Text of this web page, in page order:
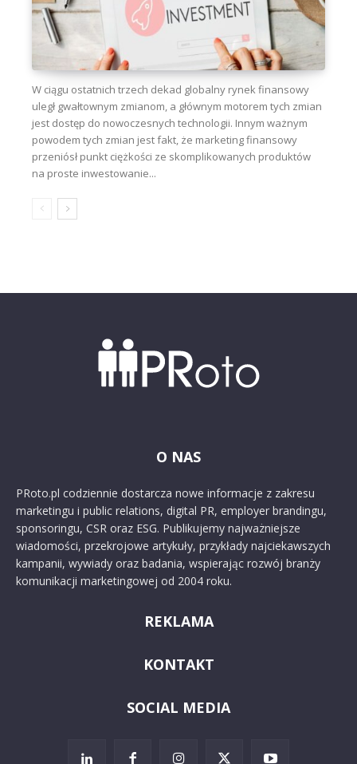
W ciągu ostatnich trzech dekad globalny rynek finansowy
uległ gwałtownym zmianom, a głównym motorem tych zmian
jest dostęp do nowoczesnych technologii. Innym ważnym
powodem tych zmian jest fakt, że marketing finansowy
przeniósł punkt ciężkości ze skomplikowanych produktów
na proste inwestowanie...
O NAS
PRoto.pl codziennie dostarcza nowe informacje z zakresu
marketingu i public relations, digital PR, employer brandingu,
sponsoringu, CSR oraz ESG. Publikujemy najważniejsze
wiadomości, przekrojowe artykuły, przykłady najciekawszych
kampanii, wywiady oraz badania, wspierając rozwój branży
komunikacji marketingowej od 2004 roku.
REKLAMA
KONTAKT
SOCIAL MEDIA